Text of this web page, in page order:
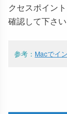
クセスポイン
確認して下さい
参考： Macでイ